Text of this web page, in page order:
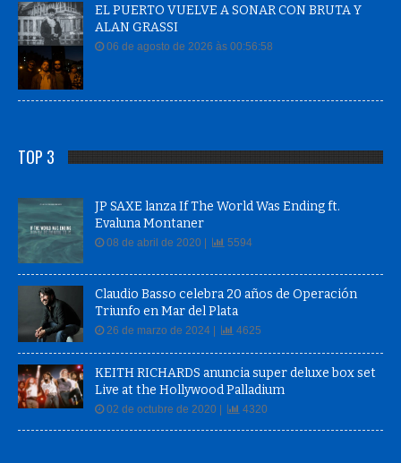
EL PUERTO VUELVE A SONAR CON BRUTA Y
ALAN GRASSI
06 de agosto de 2026 às 00:56:58
TOP 3
JP SAXE lanza If The World Was Ending ft.
Evaluna Montaner
08 de abril de 2020 | 5594
Claudio Basso celebra 20 años de Operación
Triunfo en Mar del Plata
26 de marzo de 2024 | 4625
KEITH RICHARDS anuncia super deluxe box set
Live at the Hollywood Palladium
02 de octubre de 2020 | 4320